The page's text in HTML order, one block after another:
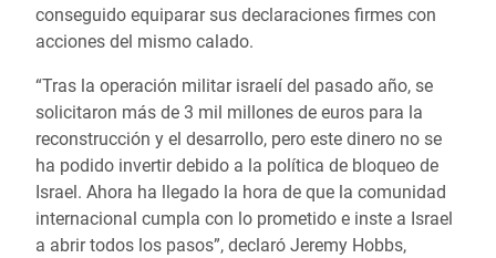
conseguido equiparar sus declaraciones firmes con
acciones del mismo calado.
“Tras la operación militar israelí del pasado año, se
solicitaron más de 3 mil millones de euros para la
reconstrucción y el desarrollo, pero este dinero no se
ha podido invertir debido a la política de bloqueo de
Israel. Ahora ha llegado la hora de que la comunidad
internacional cumpla con lo prometido e inste a Israel
a abrir todos los pasos”, declaró Jeremy Hobbs,